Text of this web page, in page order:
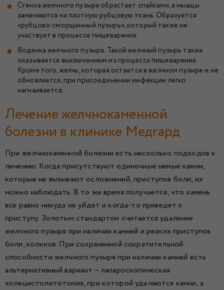
Стенка желчного пузыря обрастает спайками, а мышцы
заменяются на плотную рубцовую ткань. Образуется
«рубцово-сморщенный пузырь», который также не
участвует в процессе пищеварения
Водянка желчного пузыря. Такой желчный пузырь также
оказывается выключенным из процесса пищеварения.
Кроме того, желчь, которая остается в желчном пузыре и не
обновляется, при присоединении инфекции легко
нагнаивается.
Лечение желчнокаменной
болезни в клинике Медгард
При желчнокаменной болезни есть несколько подходов к
лечению. Когда присутствуют одиночные немые камни,
которые не вызывают осложнений, приступов боли, их
можно наблюдать. В то же время получается, что камень
все равно никуда не уйдет и когда-то приведет к
приступу. Золотым стандартом считается удаление
желчного пузыря при наличии камней и резких приступов
боли, коликов. При сохраненной сократительной
способности желчного пузыря при наличии камней есть
альтернативный вариант – лапароскопическая
холецистолитотомия, при которой удаляются камни, а